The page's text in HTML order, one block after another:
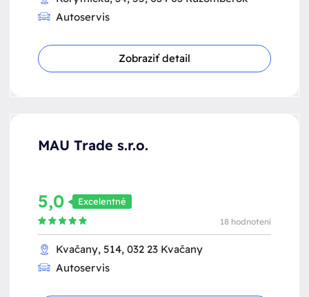
Autoservis
Zobraziť detail
MAU Trade s.r.o.
5,0 Excelentné
18 hodnotení
Kvačany, 514, 032 23 Kvačany
Autoservis